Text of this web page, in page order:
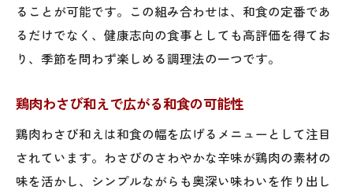
ト
鶏肉わさび和えで広がるアレンジレシピ
家庭でできる鶏肉わさび丼の手軽な作り方
わさびと鶏肉で毎日楽しめる和え物レシピ
ー提案
チューブわさび×鶏肉で手軽にヘルシー食
ることが可能です。この組み合わせは、和食の定番であ
るだけでなく、健康志向の食事としても高評価を得てお
り、季節を問わず楽しめる調理法の一つです。
鶏肉わさび和えで広がる和食の可能性
鶏肉わさび和えは和食の幅を広げるメニューとして注目
されています。わさびのさわやかな辛味が鶏肉の素材の
味を活かし、シンプルながらも奥深い味わいを作り出し